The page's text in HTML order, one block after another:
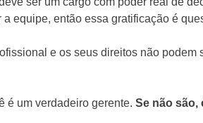
equipe, então essa gratificação é
e os seus direitos não
é um verdadeiro gerente. Se não são,